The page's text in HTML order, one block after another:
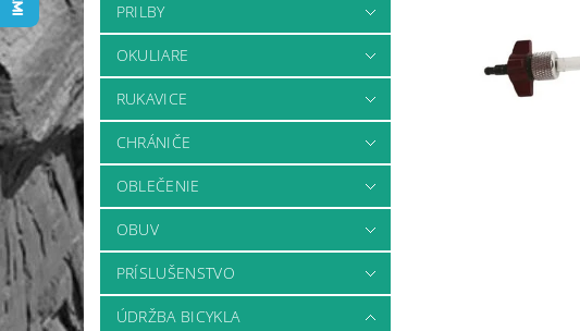
PRILBY
OKULIARE
RUKAVICE
CHRÁNIČE
OBLEČENIE
OBUV
PRÍSLUŠENSTVO
ÚDRŽBA BICYKLA